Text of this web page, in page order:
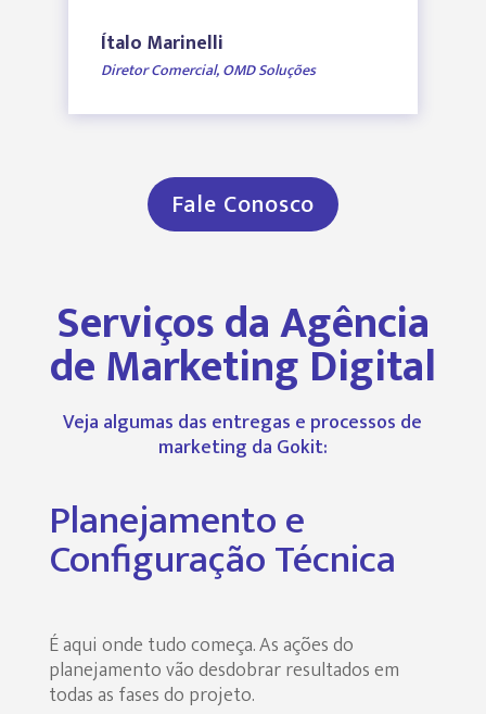
Ítalo Marinelli
Diretor Comercial,OMD Soluções
Fale Conosco
Serviços da Agência
de Marketing Digital
Veja algumas das entregas e processos de
marketing da Gokit:
Planejamento e
Configuração Técnica
É aqui onde tudo começa. As ações do
planejamento vão desdobrar resultados em
todas as fases do projeto.